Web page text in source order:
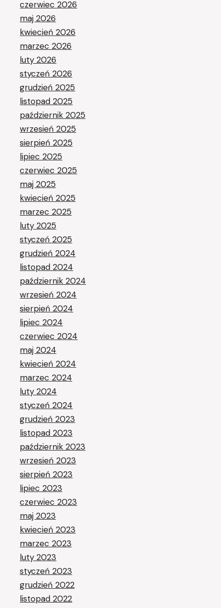
czerwiec 2026
maj 2026
kwiecień 2026
marzec 2026
luty 2026
styczeń 2026
grudzień 2025
listopad 2025
październik 2025
wrzesień 2025
sierpień 2025
lipiec 2025
czerwiec 2025
maj 2025
kwiecień 2025
marzec 2025
luty 2025
styczeń 2025
grudzień 2024
listopad 2024
październik 2024
wrzesień 2024
sierpień 2024
lipiec 2024
czerwiec 2024
maj 2024
kwiecień 2024
marzec 2024
luty 2024
styczeń 2024
grudzień 2023
listopad 2023
październik 2023
wrzesień 2023
sierpień 2023
lipiec 2023
czerwiec 2023
maj 2023
kwiecień 2023
marzec 2023
luty 2023
styczeń 2023
grudzień 2022
listopad 2022